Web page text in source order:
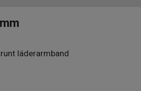
läderarmband